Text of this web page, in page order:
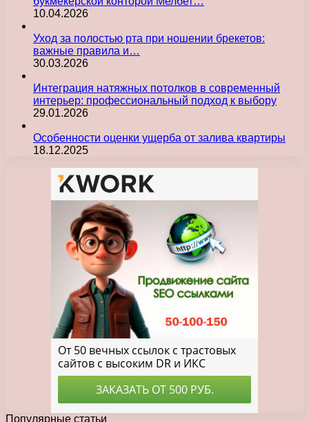
10.04.2026
Уход за полостью рта при ношении брекетов:
важные правила и…
30.03.2026
Интеграция натяжных потолков в современный
интерьер: профессиональный подход к выбору
29.01.2026
Особенности оценки ущерба от залива квартиры
18.12.2025
Популярные статьи